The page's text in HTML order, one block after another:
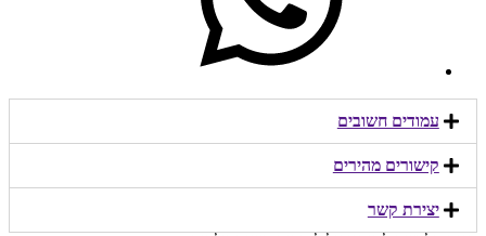
עמודים חשובים
קישורים מהירים​
יצירת קשר​